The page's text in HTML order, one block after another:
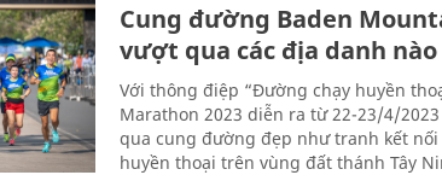
Cung đường Baden
vượt qua các địa danh nào
Với thông điệp “Đường chạy huyền
Marathon 2023 diễn ra từ 22-23/4/
qua cung đường đẹp như tranh kết
huyền thoại trên vùng đất thánh Tây